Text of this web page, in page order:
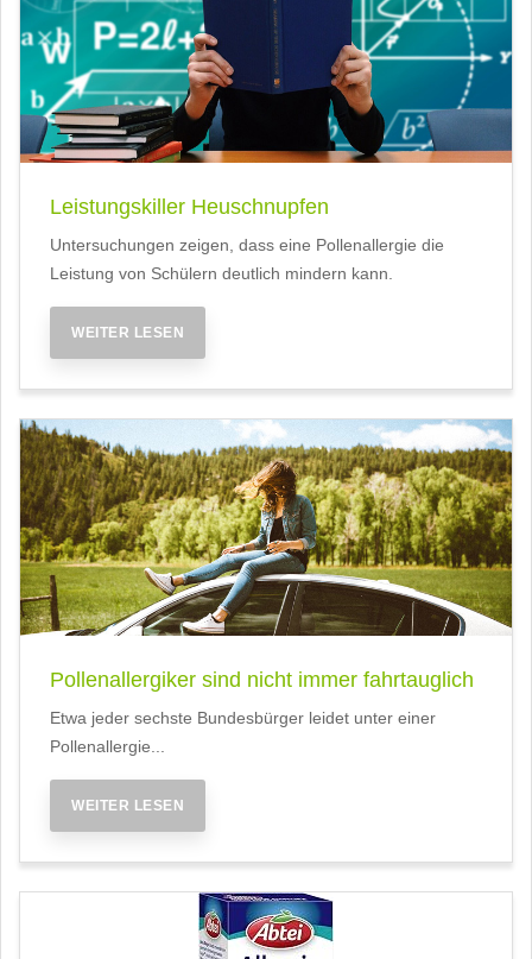
Leistungskiller Heuschnupfen
Untersuchungen zeigen, dass eine Pollenallergie die
Leistung von Schülern deutlich mindern kann.
WEITER LESEN
Pollenallergiker sind nicht immer fahrtauglich
Etwa jeder sechste Bundesbürger leidet unter einer
Pollenallergie...
WEITER LESEN